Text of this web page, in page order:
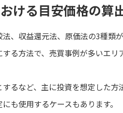
ける目安価格の算
、収益還元法、原価法の3種類が
る方法で、売買事例が多いエリ
るなど、主に投資を想定した方
も使用するケースもあります。